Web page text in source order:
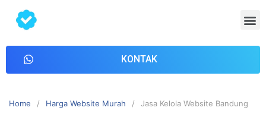
KONTAK
Home Harga Website Murah Jasa Kelola Website Bandung